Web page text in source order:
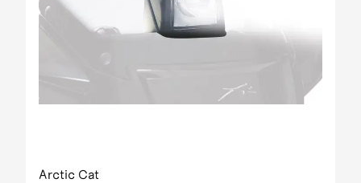
Arctic Cat